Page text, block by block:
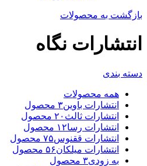
بازگشت به محصولات
انتشارات نگاه
دسته بندی
همه محصولات
انتشارات باوین۳ محصول
انتشارات ثالث ۲۰ محصول
انتشارات رسا۱۲ محصول
انتشارات ققنوس۷۵ محصول
انتشارات میلکان۵۶ محصول
به زودی۳ محصول